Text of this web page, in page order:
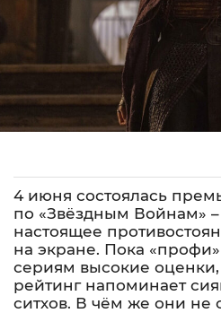
4 июня состоялась
по «Звёздным Войнам» –
настоящее
на экране. Пока
сериям высокие оценки,
рейтинг напоминает
ситхов. В чём же они не